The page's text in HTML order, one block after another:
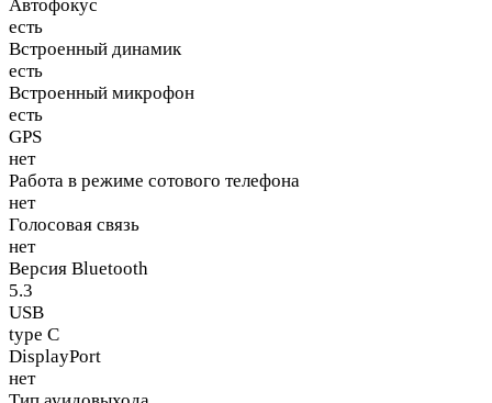
Автофокус
есть
Встроенный динамик
есть
Встроенный микрофон
есть
GPS
нет
Работа в режиме сотового телефона
нет
Голосовая связь
нет
Версия Bluetooth
5.3
USB
type C
DisplayPort
нет